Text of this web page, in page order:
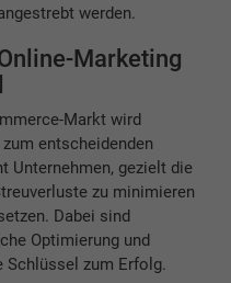
werden.
Marketing
Markt wird
entscheidenden
Unternehmen, gezielt die
zu minimieren
Dabei sind
Optimierung und
Schlüssel zum Erfolg.